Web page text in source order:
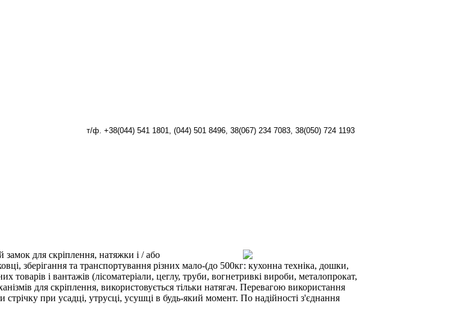
т/ф. +38(044) 541 1801, (044) 501 8496, 38(067) 234 7083, 38(050) 724 1193
для скріплення, натяжки і / або
зберігання та транспортування різних мало-(до 500кг: кухонна техніка, дошки,
товарів і вантажів (лісоматеріали, цеглу, труби, вогнетривкі вироби, металопрокат,
для скріплення, використовується тільки натягач. Перевагою використання
стрічку при усадці, утрусці, усушці в будь-який момент. По надійності з'єднання